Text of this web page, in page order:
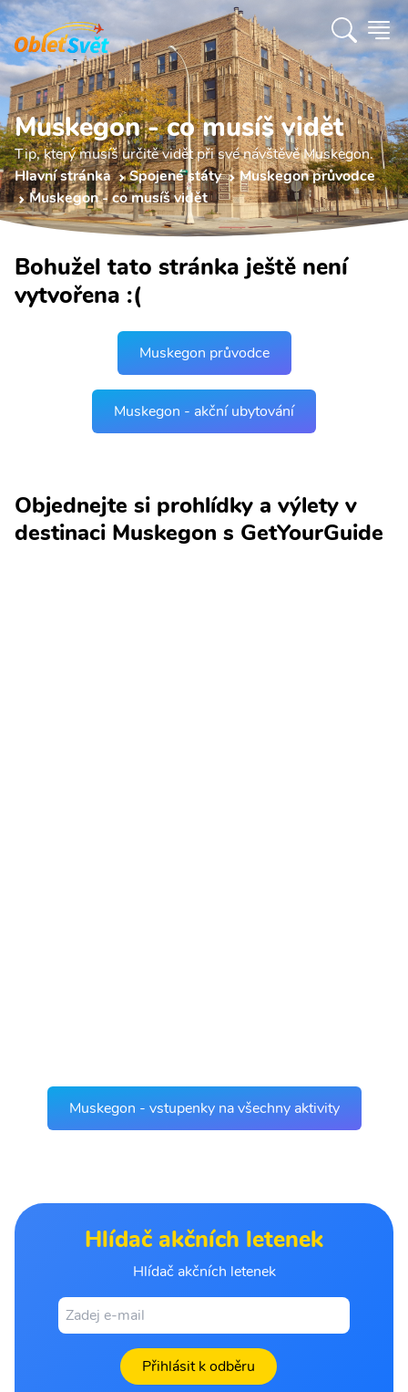
Muskegon - co musíš vidět
Tip, který musíš určitě vidět při své návštěvě Muskegon.
Hlavní stránka
Spojené státy
Muskegon průvodce
Muskegon - co musíš vidět
Bohužel tato stránka ještě není
vytvořena :(
Muskegon průvodce
Muskegon - akční ubytování
Objednejte si prohlídky a výlety v
destinaci Muskegon s GetYourGuide
Muskegon - vstupenky na všechny aktivity
Hlídač akčních letenek
Hlídač akčních letenek
Přihlásit k odběru